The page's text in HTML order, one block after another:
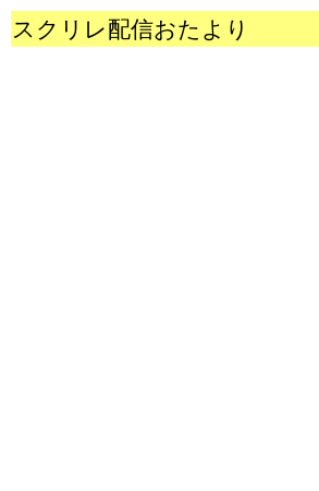
スクリレ配信おたより